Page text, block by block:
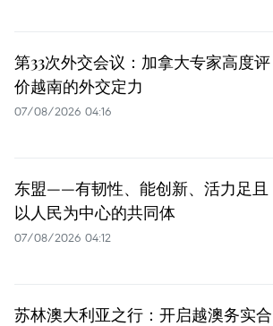
第33次外交会议：加拿大专家高度评
价越南的外交定力
07/08/2026 04:16
东盟——有韧性、能创新、活力足且
以人民为中心的共同体
07/08/2026 04:12
苏林澳大利亚之行：开启越澳务实合